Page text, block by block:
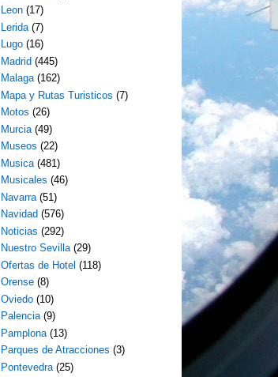
Leon (17)
Lerida (7)
Lugo (16)
Madrid (445)
Malaga (162)
Mapa y Rutas Turisticos (7)
Motos (26)
Murcia (49)
Museos (22)
Musica (481)
Musicales (46)
Navarra (51)
Navidad (576)
Noticias (292)
Nuestro Sevilla (29)
Ofertas de Hotel (118)
Orense (8)
Oviedo (10)
Palencia (9)
Pamplona (13)
Parques de Atracciones (3)
Pontevedra (25)